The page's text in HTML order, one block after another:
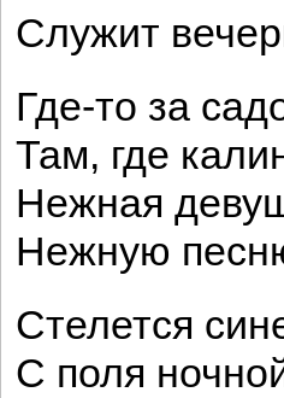
Служит
Где-то за
Там, где
Нежная
Нежную
Стелется
С поля